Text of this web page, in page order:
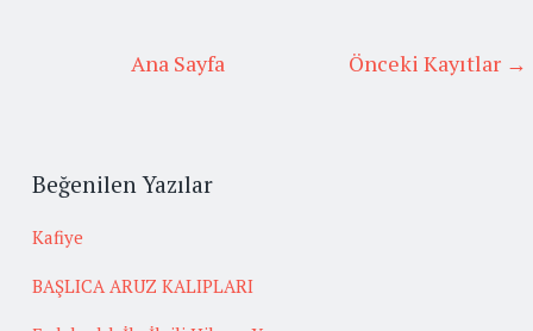
Önceki Kayıtlar →
Ana Sayfa
Beğenilen Yazılar
Kafiye
BAŞLICA ARUZ KALIPLARI